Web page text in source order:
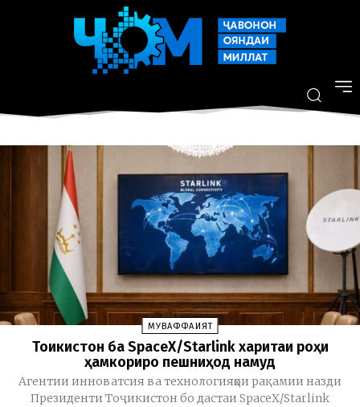
МУВАФФАҚИЯТ
Тоҷикистон ба SpaceX/Starlink харитаи роҳи
ҳамкориро пешниҳод намуд
Агентии инноватсия ва технологияҳои рақамии назди
Президенти Тоҷикистон бо дастаи SpaceX/Starlink